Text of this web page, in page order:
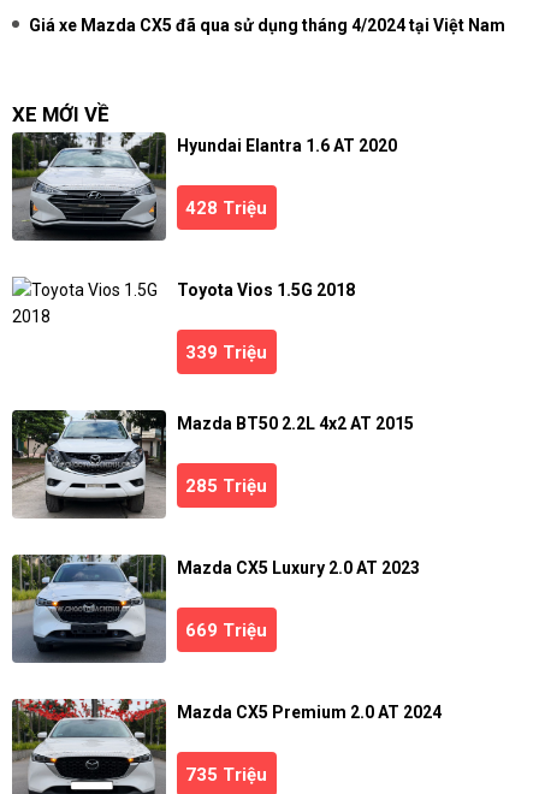
Giá xe Mazda CX5 đã qua sử dụng tháng 4/2024 tại Việt Nam
XE MỚI VỀ
Hyundai Elantra 1.6 AT 2020
428 Triệu
Toyota Vios 1.5G 2018
339 Triệu
Mazda BT50 2.2L 4x2 AT 2015
285 Triệu
Mazda CX5 Luxury 2.0 AT 2023
669 Triệu
Mazda CX5 Premium 2.0 AT 2024
735 Triệu